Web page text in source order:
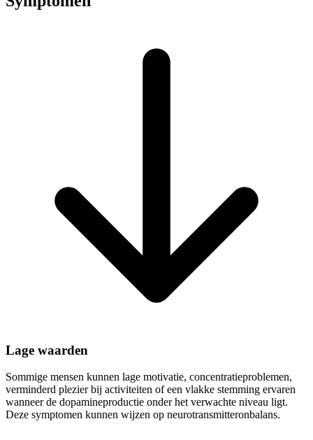
Lage waarden
Sommige mensen kunnen lage motivatie, concentratieproblemen,
verminderd plezier bij activiteiten of een vlakke stemming ervaren
wanneer de dopamineproductie onder het verwachte niveau ligt.
Deze symptomen kunnen wijzen op neurotransmitteronbalans.